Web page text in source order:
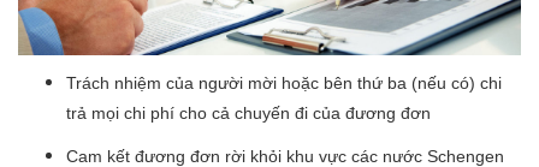
Trách nhiệm của người mời hoặc bên thứ ba (nếu có) chi
trả mọi chi phí cho cả chuyến đi của đương đơn
Cam kết đương đơn rời khỏi khu vực các nước Schengen